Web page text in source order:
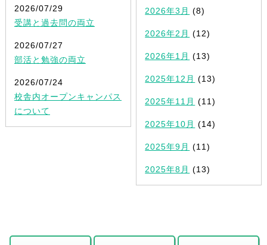
2026/07/29
受講と過去問の両立
2026/07/27
部活と勉強の両立
2026/07/24
校舎内オープンキャンパス
について
2026年3月 (8)
2026年2月 (12)
2026年1月 (13)
2025年12月 (13)
2025年11月 (11)
2025年10月 (14)
2025年9月 (11)
2025年8月 (13)